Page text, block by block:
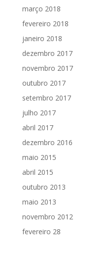
março 2018
fevereiro 2018
janeiro 2018
dezembro 2017
novembro 2017
outubro 2017
setembro 2017
julho 2017
abril 2017
dezembro 2016
maio 2015
abril 2015
outubro 2013
maio 2013
novembro 2012
fevereiro 28